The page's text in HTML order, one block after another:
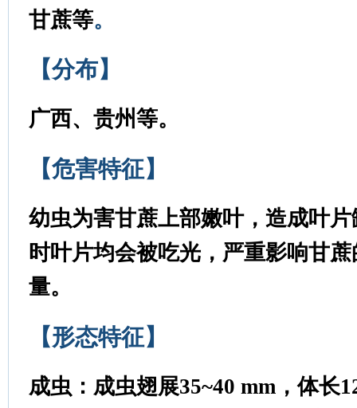
甘蔗等。
【分布】
广西、贵州等。
【危害特征】
幼虫为害甘蔗上部嫩叶，造成叶
时叶片均会被吃光，严重影响甘
量。
【形态特征】
成虫： 成虫翅展35~40 mm，体长